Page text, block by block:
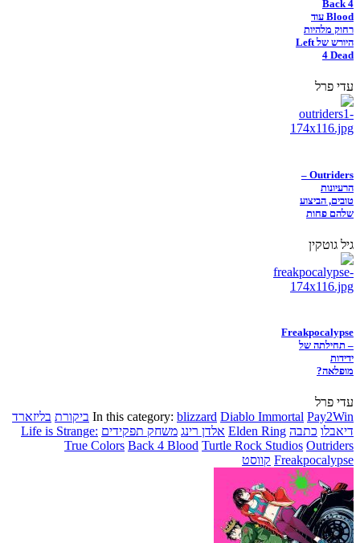
Back 4
Blood עוד
רחוק מלהיות
היורש של Left
4 Dead
עדי פרל
Outriders –
הרעיונות
טובים, הביצוע
שלהם פחות
גיל גוטקין
Freakpocalypse
– תחילתה של
ידידות
מופלאה?
עדי פרל
In this category: blizzard Diablo Immortal Pay2Win ביקורת בליזארד
דיאבלו כתבה Elden Ring אלדן רינג משחק תפקידים Life is Strange:
True Colors Back 4 Blood Turtle Rock Studios Outriders
Freakpocalypse קווסט